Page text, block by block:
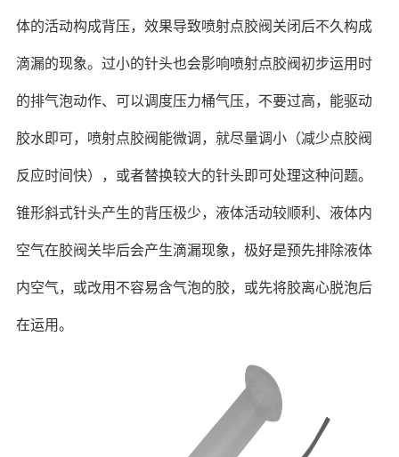
体的活动构成背压，效果导致喷射点胶阀关闭后不久构成
滴漏的现象。过小的针头也会影响喷射点胶阀初步运用时
的排气泡动作、可以调度压力桶气压，不要过高，能驱动
胶水即可，喷射点胶阀能微调，就尽量调小（减少点胶阀
反应时间快），或者替换较大的针头即可处理这种问题。
锥形斜式针头产生的背压极少，液体活动较顺利、液体内
空气在胶阀关毕后会产生滴漏现象，极好是预先排除液体
内空气，或改用不容易含气泡的胶，或先将胶离心脱泡后
在运用。